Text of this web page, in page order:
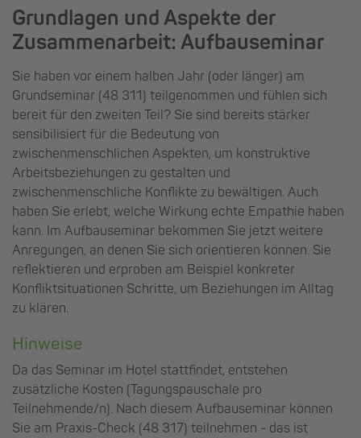
Grundlagen und Aspekte der
Zusammenarbeit: Aufbauseminar
Sie haben vor einem halben Jahr (oder länger) am
Grundseminar (48 311) teilgenommen und fühlen sich
bereit für den zweiten Teil? Sie sind bereits stärker
sensibilisiert für die Bedeutung von
zwischenmenschlichen Aspekten, um konstruktive
Arbeitsbeziehungen zu gestalten und
zwischenmenschliche Konflikte zu bewältigen. Auch
haben Sie erlebt, welche Wirkung echte Empathie haben
kann. Im Aufbauseminar bekommen Sie jetzt weitere
Anregungen, an denen Sie sich orientieren können. Sie
reflektieren und erproben am Beispiel konkreter
Konfliktsituationen Schritte, um Beziehungen im Alltag
zu klären.
Hinweise
Da das Seminar im Hotel stattfindet, entstehen
zusätzliche Kosten (Tagungspauschale pro
Teilnehmende/n). Nach diesem Aufbauseminar können
Sie am Praxis-Check (48 317) teilnehmen - das ist